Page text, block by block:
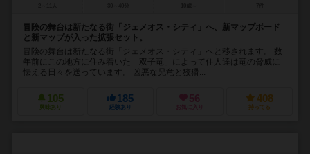
冒険の舞台は新たなる街「ジェメオス・シティ」へ、新マップボード
と新マップが入った拡張セット。
冒険の舞台は新たなる街「ジェメオス・シティ」へと移されます。 数
年前にこの地方に住み着いた「双子竜」によって住人達は竜の脅威に
怯える日々を送っています。 凶悪な兄竜と狡猾...
105
興味あり
185
経験あり
56
お気に入り
408
持ってる